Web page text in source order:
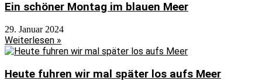
Ein schöner Montag im blauen Meer
29. Januar 2024
Weiterlesen »
Heute fuhren wir mal später los aufs Meer